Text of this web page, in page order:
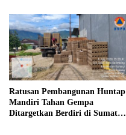
Ratusan Pembangunan Huntap
Mandiri Tahan Gempa
Ditargetkan Berdiri di Sumatra